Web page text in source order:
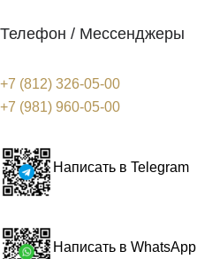
Телефон / Мессенджеры
+7 (812) 326-05-00
+7 (981) 960-05-00
Написать в Telegram
Написать в WhatsApp